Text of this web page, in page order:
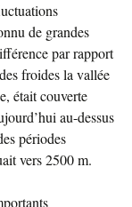
de grandes
par rapport
froides la vallée
était couverte
au-dessus
périodes
vers 2500 m.